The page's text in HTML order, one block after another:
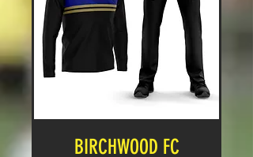
BIRCHWOOD FC